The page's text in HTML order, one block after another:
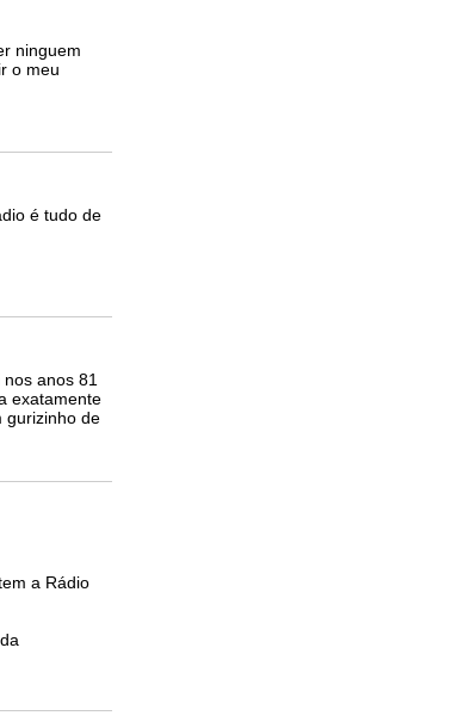
ninguem
o meu
é tudo de
anos 81
exatamente
gurizinho de
a Rádio